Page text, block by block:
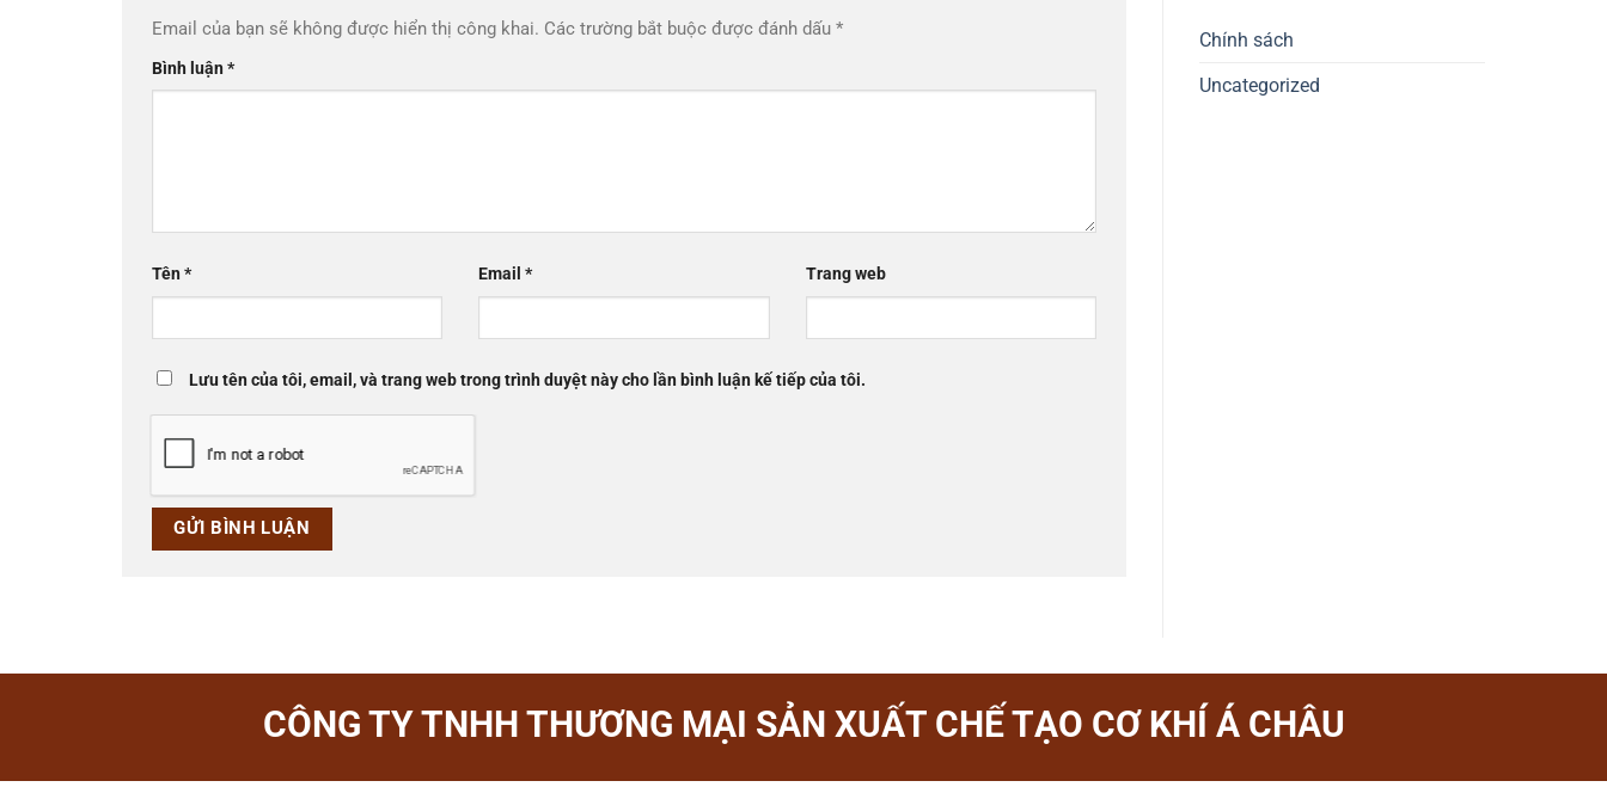
Email của bạn sẽ không được hiển thị công khai. Các trường bắt buộc được đánh dấu *
Bình luận*
Tên* Email* Trang web
Lưu tên của tôi, email, và trang web trong trình duyệt này cho lần bình luận kế tiếp của tôi.
Chính sách
Uncategorized
CÔNG TY TNHH THƯƠNG MẠI SẢN XUẤT CHẾ TẠO CƠ KHÍ Á CHÂU